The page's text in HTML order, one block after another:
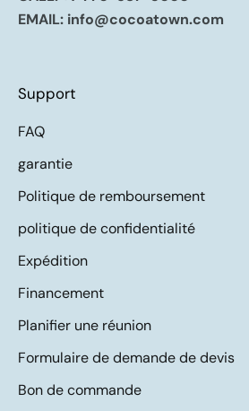
EMAIL: info@cocoatown.com
Support
FAQ
garantie
Politique de remboursement
politique de confidentialité
Expédition
Financement
Planifier une réunion
Formulaire de demande de devis
Bon de commande